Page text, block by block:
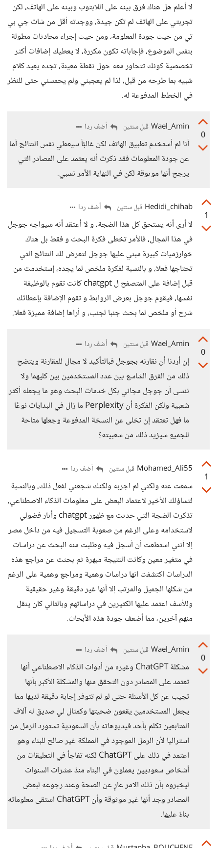
لا أعلم هل هناك فرق بينه على اللابتوب وبينه على الهاتف، لكن
تجربتي على الهاتف لم تكن جيدة، ووجدته أقل من شات جي بي
تي من حيث جودة المعلومة، ومن حيث إجراء محادثات مطولة
بنفس الموضوع، فإجاباته تكون مكررة، لا يعطيك إضافات أكثر
تخصصية كونك تتحاور معه حول نقطة معينة، تجده يعيد كلام
شبيه بما طرحه من قبل، لذا لم يعجبني ولم يحمسني حتى للنظر
في الخطط المدفوعة له.
0
Wael_Amin قبل سنتين أضف ردا
أنا لم أستخدم تطبيق الهاتف لكن غالبًأ سيعطي نفس النتائج أما
عن جودة المعلومات فقد ذكرت أنه يعتمد على المصادر التي
يرجح أنها موثوقة لكن في النهاية الأمر نسبي.
1
Hedidi_chihab قبل سنتين أضف ردا
لا أرى أنه يستحق كل هذا الضجة، و لا أعتقد أنه سيواجه جوجل
في هذا المجال، فالأمر تخطى فكرة البحث و فقط بل هناك
خوارزميات كبيرة مبني عليها جوجل لتعرض لك النتائج التي
تحتاجها فعلا، و بالنسبة لفكرة ملخص لما يجده، إستخدمت من
قبل إضافة على المتصفح ل chatgpt كانت تقوم بالوظيفة
نفسها، فيقوم جوجل بعرض الروابط و تقوم الإضافة بإعطائك
شرح أو ملخص لما بحث جنبا لجنب، و أراها إضافة مميزة فعلا.
0
Wael_Amin قبل سنتين أضف ردا
إن أردنا أن نقارنه بجوجل فبالتأكيد لا مجال للمقارنة ويتضح
ذلك من الفرق الشاسع بين عدد المستخدمين بين كليهما ولا
ننسى أن جوجل مجاني بكل خدمات البحث وهو ما يجعله أكثر
شعبية ولكن الفكرة أن Perplexity ما زال في البدايات نوعًا
ما فهل تعتقد إن تخلى عن النسخة المدفوعة وجعلها متاحة
للجميع سيزيد ذلك من شعبيته؟
1
Mohamed_Ali55 قبل سنتين أضف ردا
سمعت عنه ولكني لم اجربه ولكنك شجعني لفعل ذلك، وبالنسبة
لتساؤلك الأخير لاعتماد البعض على معلومات الذكاء الاصطناعي،
تذكرت الضجة التي حدثت مع ظهور chatgpt وأثار فضولي
لاستخدامه وعلى الرغم من صعوبة التسجيل فيه من داخل مصر
إلا أنني استطعت أن أسجل فيه وطلبت منه البحث عن دراسات
في متغير معين وكانت النتيجة مبهرة ثم بحثت عن مراجع هذه
الدراسات اكتشفت انها دراسات وهمية ومراجع وهمية على الرغم
من شكلها الجميل والمرتب إلا أنها غير دقيقة وغير حقيقية
وللأسف اعتمد عليها الكثيرين في دراساتهم وبالتالي كان ينقل
منهم آخرين، مما أضعف جودة هذه الأبحاث.
0
Wael_Amin قبل سنتين أضف ردا
مشكلة ChatGPT وغيره من أدوات الذكاء الاصطناعي أنها
تعتمد على المصادر دون التحقق منها والمشكلة الأكبر بأنها
تجيب عن كل الأسئلة حتى لو لم تتوفر إجابة دقيقة لديها مما
يجعل المستخدمين يقعون ضحيتها وكمثال لي صديق له آلاف
المتابعين تكلم بأحد فيديوهاته بأن السعودية تستورد الرمل من
استراليا لأن الرمل الموجود في المملكة غير صالح للبناء وهو
اعتمد في ذلك على ChatGPT لكنه تفاجأ في التعليقات من
أشخاص سعوديين يعملون في البناء منذ عشرات السنوات
ليخبروه بأن ذلك الامر عارٍ عن الصحة وعند رجوعه لبعض
المصادر وجد أنها غير موثوقة وأن ChatGPT استقى معلوماته
بناءً عليها.